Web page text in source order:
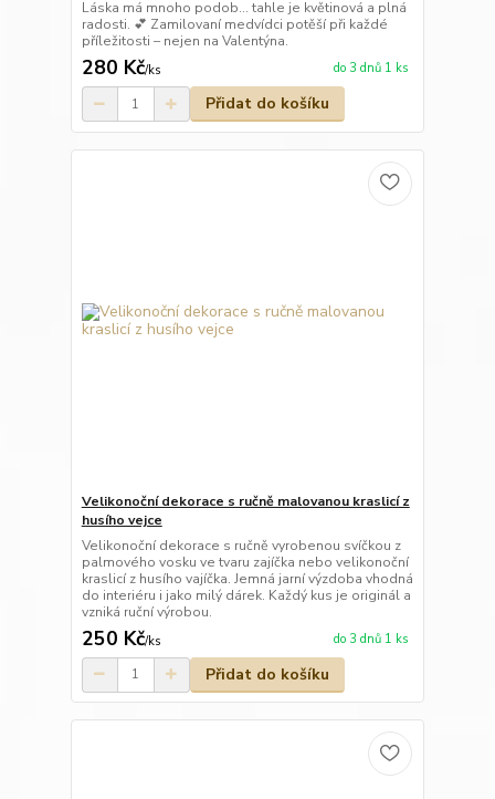
Láska má mnoho podob… tahle je květinová a plná
radosti. 💕 Zamilovaní medvídci potěší při každé
příležitosti – nejen na Valentýna.
280 Kč/ks do 3 dnů 1 ks
Přidat do košíku
Velikonoční dekorace s ručně malovanou kraslicí z
husího vejce
Velikonoční dekorace s ručně vyrobenou svíčkou z
palmového vosku ve tvaru zajíčka nebo velikonoční
kraslicí z husího vajíčka. Jemná jarní výzdoba vhodná
do interiéru i jako milý dárek. Každý kus je originál a
vzniká ruční výrobou.
250 Kč/ks do 3 dnů 1 ks
Přidat do košíku